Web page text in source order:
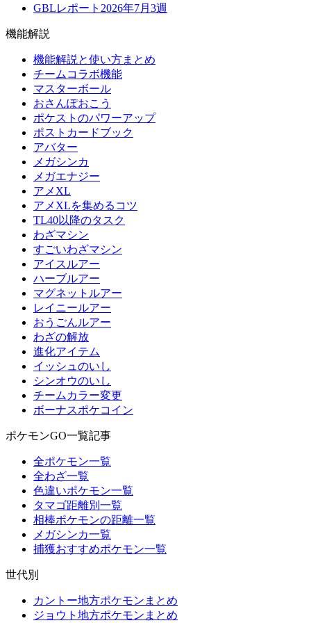
GBLレポート2026年7月3週
機能解説
機能解説と使い方まとめ
チームコラボ機能
マスターボール
おさんぽおこう
ポケストのパワーアップ
ポストカードブック
アバター
メガシンカ
メガエナジー
アメXL
アメXLを集めるコツ
TL40以降のタスク
わざマシン
すごいわざマシン
アイスルアー
ハーブルアー
マグネットルアー
レイニールアー
おうごんルアー
わざの解放
進化アイテム
イッシュのいし
シンオウのいし
チームカラー変更
ボーナスポケコイン
ポケモンGO一覧記事
全ポケモン一覧
全わざ一覧
色違いポケモン一覧
タマゴ距離別一覧
相棒ポケモンの距離一覧
メガシンカ一覧
捕獲おすすめポケモン一覧
世代別
カントー地方ポケモンまとめ
ジョウト地方ポケモンまとめ